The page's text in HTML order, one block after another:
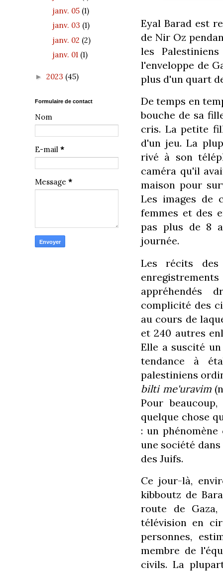
Eyal Barad est
de Nir Oz
les
l'enveloppe de
plus d'un quart
De temps en
bouche de sa
cris. La petite
d'un jeu. La
rivé à son
caméra qu'il
maison pour
Les images de
femmes et des
pas plus de 8
journée.
Les récits
appréhendés
complicité des
au cours de
et 240 autres
Elle a suscité
tendance à
palestiniens
bilti me'uravim
Pour
quelque chose
: un
une société
des Juifs.
Ce jour-là,
kibboutz de
route de
télévision en
personnes,
membre de
civils. La
janv. 05 (1)
janv. 03 (1)
janv. 02 (2)
janv. 01 (1)
► 2023 (45)
Formulaire de contact
Nom
E-mail *
Message *